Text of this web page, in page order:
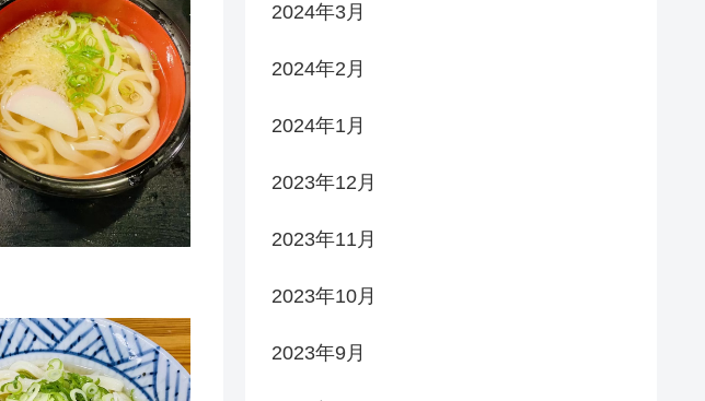
2024年3月
2024年2月
2024年1月
2023年12月
2023年11月
2023年10月
2023年9月